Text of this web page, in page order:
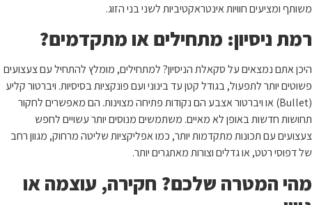
משותף ומציעים חוויות אינטראקטיביות לשני בני הזוג.
רמת ניסיון: מתחילים או מתקדמים?
היכן אתם נמצאים על סקאלת הניסיון? למתחילים, מומלץ להתחיל עם צעצועים
פשוטים יותר לתפעול, בגודל קטן עד בינוני ועם פונקציות בסיסיות. ויברטור קליע
(Bullet) או ויברטור אצבע הם נקודות פתיחה מצוינות. הם מאפשרים לחקור
תחושות חדשות באופן לא מאיים. משתמשים מנוסים יותר עשויים לחפש
צעצועים עם תכונות מתקדמות יותר, כמו אפליקציות שליטה מרחוק, מגוון רחב
של דפוסי רטט, או גדלים וצורות מאתגרים יותר.
מהי המטרה שלכם? חקירה, עוצמה או